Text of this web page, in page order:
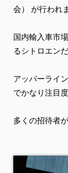
会） が行われ
国内輸入車市
るシトロエンだ
アッパーライ
でかなり注目
多くの招待者